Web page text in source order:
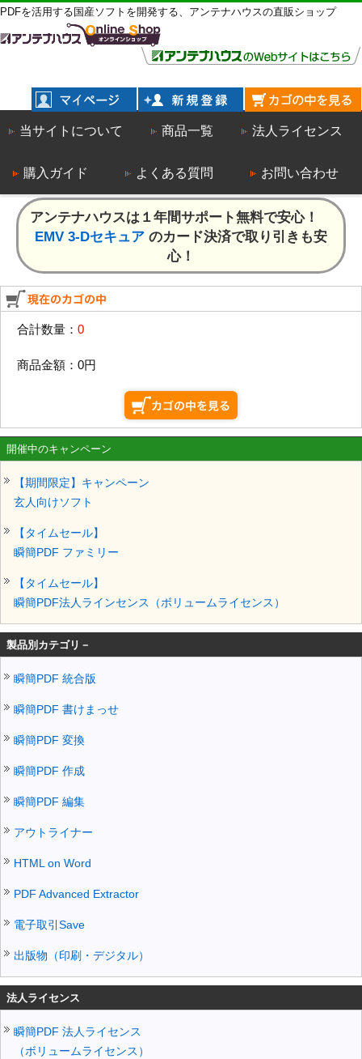
PDFを活用する国産ソフトを開発する、アンテナハウスの直販ショップ
当サイトについて 商品一覧 法人ライセンス
購入ガイド よくある質問 お問い合わせ
アンテナハウスは１年間サポート無料で安心！
EMV 3-Dセキュア のカード決済で取り引きも安
心！
合計数量： 0
商品金額： 0円
開催中のキャンペーン
【期間限定】キャンペーン
玄人向けソフト
【タイムセール】
瞬簡PDF ファミリー
【タイムセール】
瞬簡PDF法人ラインセンス（ボリュームライセンス）
製品別カテゴリ－
瞬簡PDF 統合版
瞬簡PDF 書けまっせ
瞬簡PDF 変換
瞬簡PDF 作成
瞬簡PDF 編集
アウトライナー
HTML on Word
PDF Advanced Extractor
電子取引Save
出版物（印刷・デジタル）
法人ライセンス
瞬簡PDF 法人ライセンス
（ボリュームライセンス）